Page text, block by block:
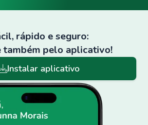
rápido e seguro:
também pelo aplicativo!
Instalar aplicativo